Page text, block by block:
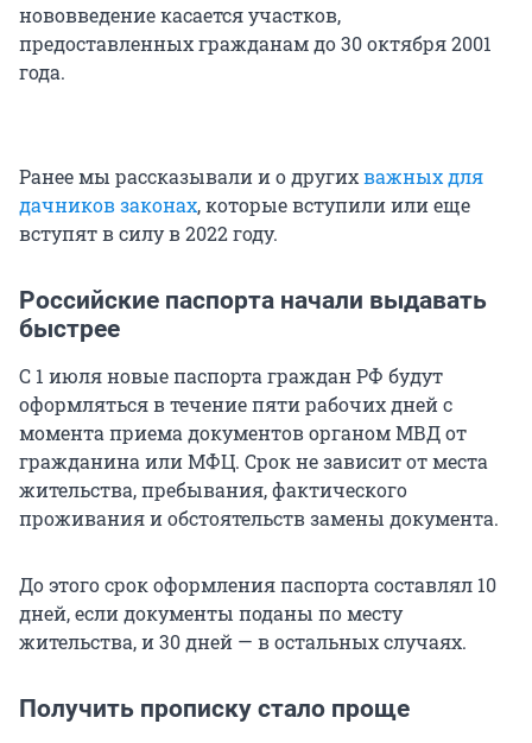
нововведение касается участков,
предоставленных гражданам до 30 октября 2001
года.
Ранее мы рассказывали и о другихважных для
дачников законах, которые вступили или еще
вступят в силу в 2022 году.
Российские паспорта начали выдавать
быстрее
С 1 июля новые паспорта граждан РФ будут
оформляться в течение пяти рабочих дней с
момента приема документов органом МВД от
гражданина или МФЦ. Срок не зависит от места
жительства, пребывания, фактического
проживания и обстоятельств замены документа.
До этого срок оформления паспорта составлял 10
дней, если документы поданы по месту
жительства, и 30 дней — в остальных случаях.
Получить прописку стало проще